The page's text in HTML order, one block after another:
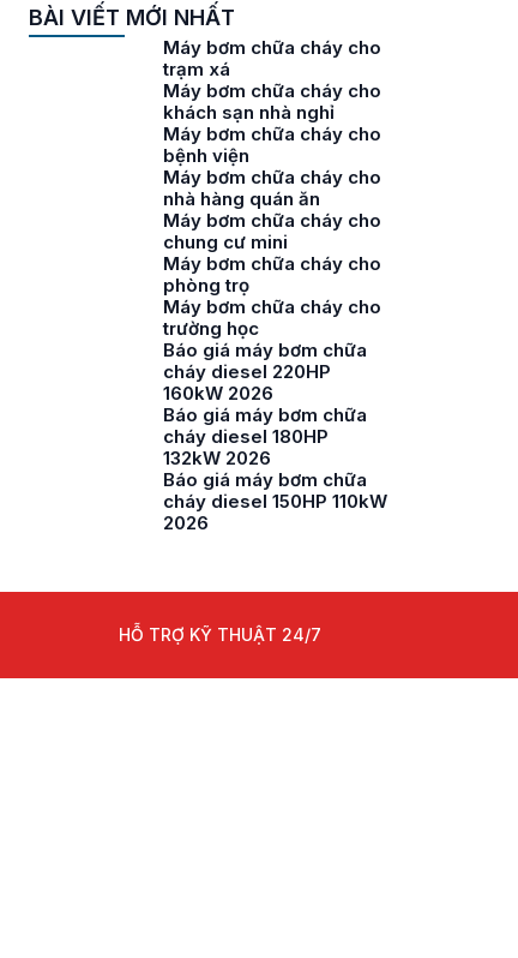
BÀI VIẾT MỚI NHẤT
Máy bơm chữa cháy cho
trạm xá
Máy bơm chữa cháy cho
khách sạn nhà nghỉ
Máy bơm chữa cháy cho
bệnh viện
Máy bơm chữa cháy cho
nhà hàng quán ăn
Máy bơm chữa cháy cho
chung cư mini
Máy bơm chữa cháy cho
phòng trọ
Máy bơm chữa cháy cho
trường học
Báo giá máy bơm chữa
cháy diesel 220HP
160kW 2026
Báo giá máy bơm chữa
cháy diesel 180HP
132kW 2026
Báo giá máy bơm chữa
cháy diesel 150HP 110kW
2026
HỖ TRỢ KỸ THUẬT 24/7